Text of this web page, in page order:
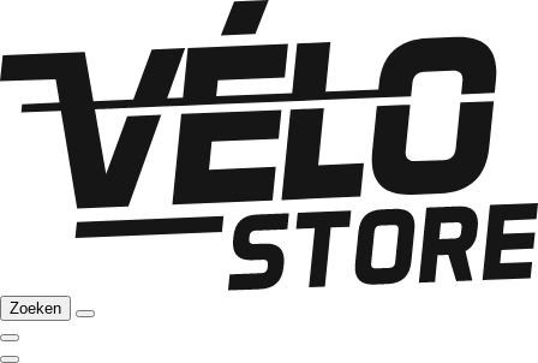
Zoeken